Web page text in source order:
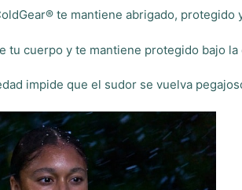
te mantiene abrigado, protegido
tu cuerpo y te mantiene protegido bajo
impide que el sudor se vuelva